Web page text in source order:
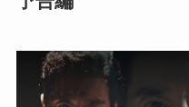
この動画を YouTube